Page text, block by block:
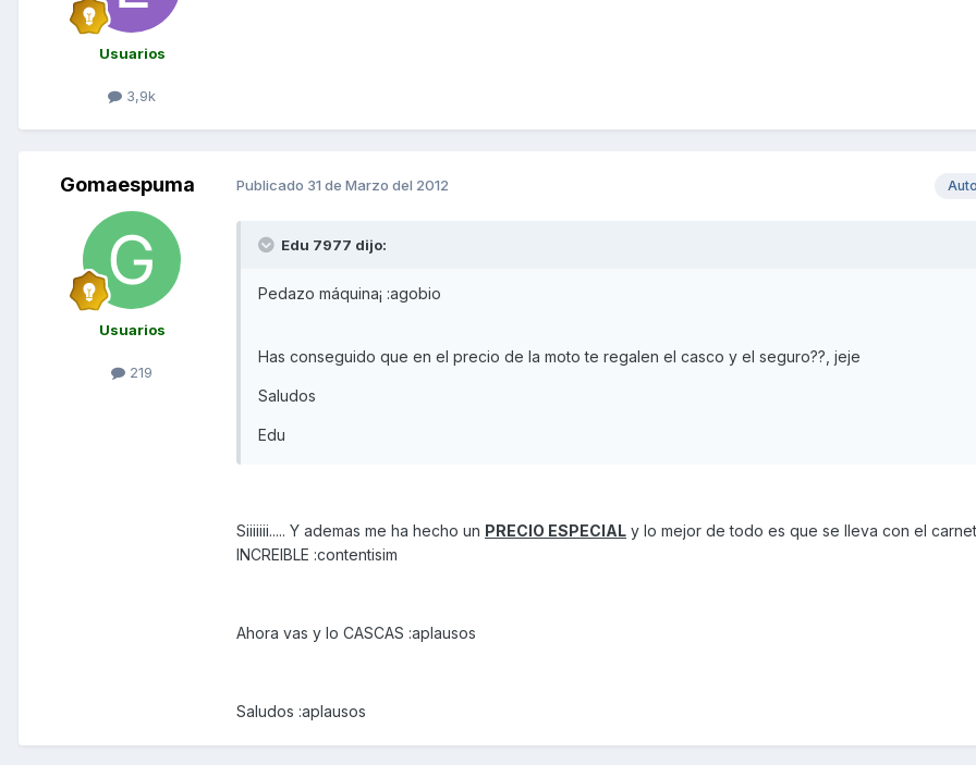
Usuarios
3,9k
Gomaespuma
Usuarios
219
Publicado 31 de Marzo del 2012
Edu 7977 dijo:
Pedazo máquina¡ :agobio
Has conseguido que en el precio de la moto te regalen el casco y el seguro??, jeje
Saludos
Edu
Siiiiiii..... Y ademas me ha hecho un PRECIO ESPECIAL y lo mejor de todo es que se lleva con el
INCREIBLE :contentisim
Ahora vas y lo CASCAS :aplausos
Saludos :aplausos